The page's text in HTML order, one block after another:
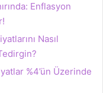
Enflasyon
Nasıl
%4’ün Üzerinde